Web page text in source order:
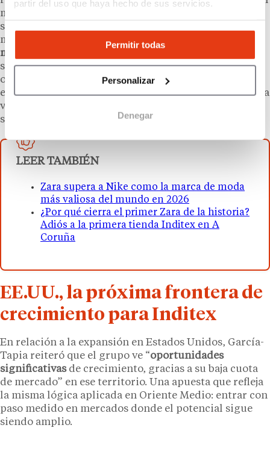
partir del uso que haya hecho de sus servicios.
Permitir todas
Personalizar
Denegar
matiz relevante en un contexto en el que la inflación
sigue condicionando el consumo en muchos
mercados. El grupo ha descartado además que las
materias primas
sobre los costes: el57 %de las fibras utilizadas es de
origen biológico y la mayor parte del poliéster
empleado esreciclado, lo que reduce la exposición a la
volatilidad de los mercados de materias primas
sintéticas.
LEER TAMBIÉN
Zara supera a Nike como la marca de moda
más valiosa del mundo en 2026
¿Por qué cierra el primer Zara de la historia?
Adiós a la primera tienda Inditex en A
Coruña
EE.UU., la próxima frontera de
crecimiento para Inditex
En relación a la expansión en Estados Unidos, García-
Tapia reiteró que el grupo ve “oportunidades
significativasde crecimiento, gracias a su baja cuota
de mercado” en ese territorio. Una apuesta que refleja
la misma lógica aplicada en Oriente Medio: entrar con
paso medido en mercados donde el potencial sigue
siendo amplio.